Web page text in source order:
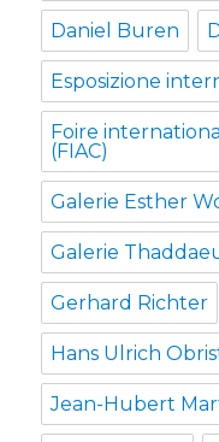
Daniel Buren
Esposizione
Foire
(FIAC)
Galerie Esther
Galerie
Gerhard Richter
Hans Ulrich
Jean-Hubert